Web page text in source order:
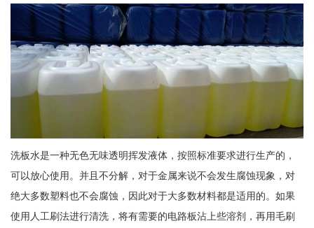
洗板水是一种无色无味透明挥发液体，按照标准要求进行生产的，
可以放心使用。并且不分解，对于金属来说不会发生腐蚀现象，对
绝大多数塑料也不会腐蚀，因此对于大多数材料都是适用的。如果
使用人工刷法进行清洗，将有需要的电路板沾上些溶剂，再用毛刷